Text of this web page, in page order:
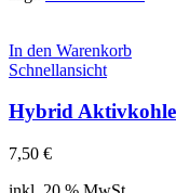
In den Warenkorb
Schnellansicht
Hybrid
7,50 €